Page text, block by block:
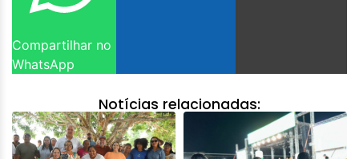
Compartilhar no
WhatsApp
Notícias relacionadas: